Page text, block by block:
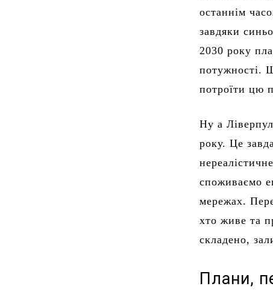
останнім
завдяки
2030 року
потужності.
потроїти цю
Ну а
року. Це
споживаємо
мережах.
хто живе та
складено,
Плани,